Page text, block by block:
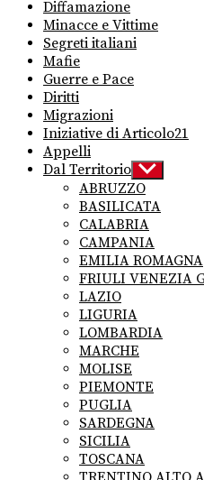
Diffamazione
Minacce e Vittime
Segreti italiani
Mafie
Guerre e Pace
Diritti
Migrazioni
Iniziative di Articolo21
Appelli
Dal Territorio Show
sub
menu
ABRUZZO
BASILICATA
CALABRIA
CAMPANIA
EMILIA ROMAGNA
FRIULI VENEZIA
LAZIO
LIGURIA
LOMBARDIA
MARCHE
MOLISE
PIEMONTE
PUGLIA
SARDEGNA
SICILIA
TOSCANA